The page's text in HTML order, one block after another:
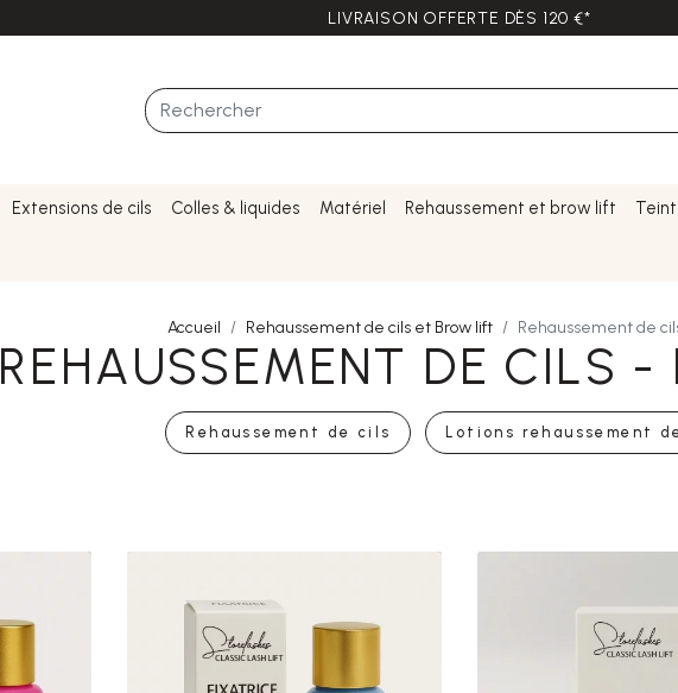
LIVRAISON OFFERTE DÈS 120 €*
Extensions de cils Colles & liquides Matériel Rehaussement et brow lift
Accueil Rehaussement de cils et Brow lift Rehaussement de
REHAUSSEMENT DE CILS -
Rehaussement de cils Lotions rehaussement